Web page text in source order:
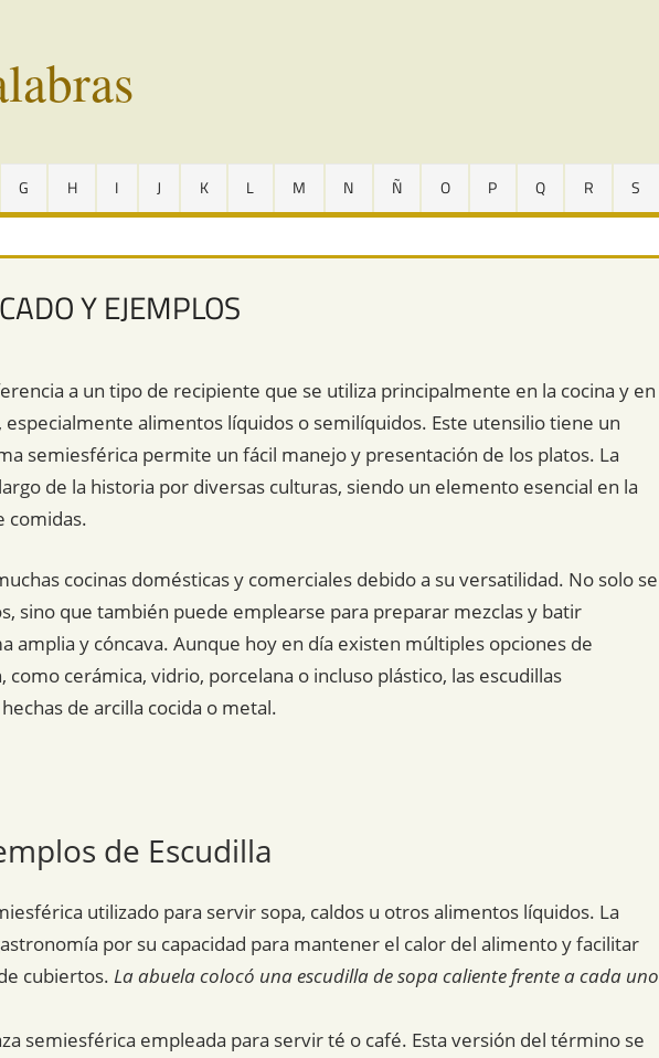
G H I J K L M N Ñ O P Q R S
Y EJEMPLOS
a un tipo de recipiente que se utiliza principalmente en la cocina y en
alimentos líquidos o semilíquidos. Este utensilio tiene un
semiesférica permite un fácil manejo y presentación de los platos. La
de la historia por diversas culturas, siendo un elemento esencial en la
comidas.
cocinas domésticas y comerciales debido a su versatilidad. No solo se
sino que también puede emplearse para preparar mezclas y batir
amplia y cóncava. Aunque hoy en día existen múltiples opciones de
cerámica, vidrio, porcelana o incluso plástico, las escudillas
de arcilla cocida o metal.
de Escudilla
utilizado para servir sopa, caldos u otros alimentos líquidos. La
por su capacidad para mantener el calor del alimento y facilitar
cubiertos. La abuela colocó una escudilla de sopa caliente frente a cada uno
semiesférica empleada para servir té o café. Esta versión del término se